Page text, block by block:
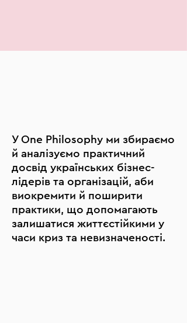
У One Philosophy ми збираємо
й аналізуємо практичний
досвід українських бізнес-
лідерів та організацій, аби
виокремити й поширити
практики, що допомагають
залишатися життєстійкими у
часи криз та невизначеності.